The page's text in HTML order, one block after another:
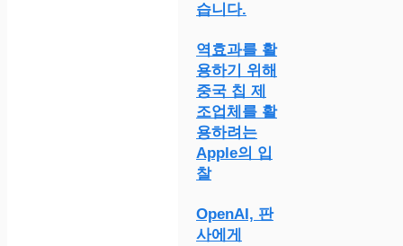
습니다.
역효과를 활
용하기 위해
중국 칩 제
조업체를 활
용하려는
Apple의 입
찰
OpenAI, 판
사에게